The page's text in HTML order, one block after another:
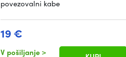
povezovalni kabe
19 €
V pošiljanje >